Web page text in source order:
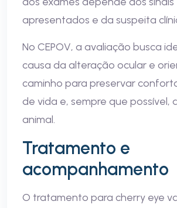
apresentados e da suspeita
No CEPOV, a avaliação busca
causa da alteração ocular e
caminho para preservar
de vida e, sempre que possível,
animal.
Tratamento e
acompanhamento
O tratamento para cherry eye